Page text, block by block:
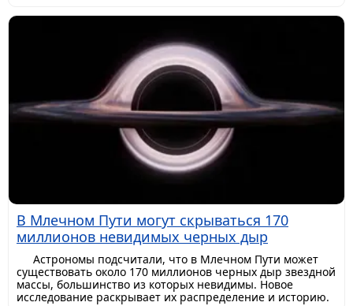
В Млечном Пути могут скрываться 170
миллионов невидимых черных дыр
Астрономы подсчитали, что в Млечном Пути может
существовать около 170 миллионов черных дыр звездной
массы, большинство из которых невидимы. Новое
исследование раскрывает их распределение и историю.